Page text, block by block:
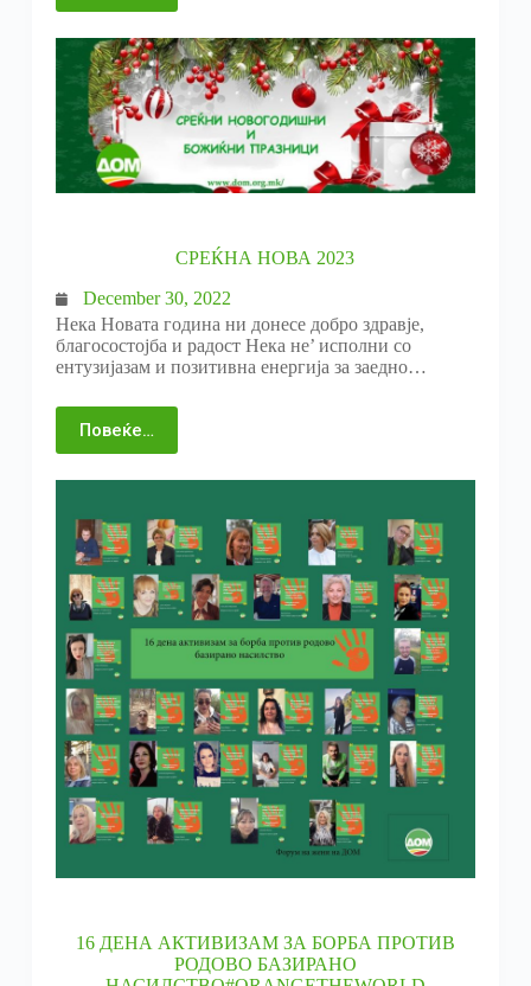
СРЕЌНА НОВА 2023
December 30, 2022
Нека Новата година ни донесе добро здравје,
благосостојба и радост Нека не’ исполни со
ентузијазам и позитивна енергија за заедно…
Повеќе…
16 ДЕНА АКТИВИЗАМ ЗА БОРБА ПРОТИВ
РОДОВО БАЗИРАНО